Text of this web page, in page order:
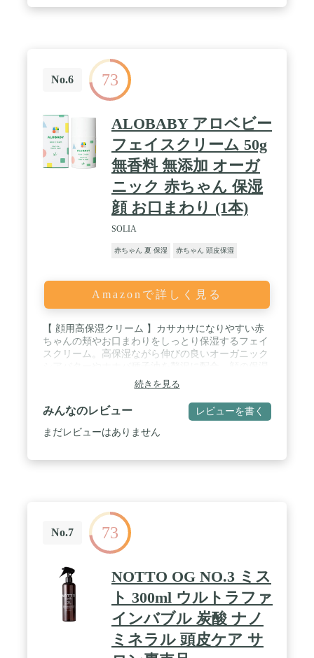
でも簡単に洗える。泡で出てくるフォームタイプ！
】赤ちゃんを抱えながらソープを泡立てるのは大変
ですよね。アロベビー ベビーソープはプッシュした
ら泡の状態で出てくるフォームタイプ。クリーミー
な泡がやさしく汗や汚れを落としてくれます。 / 【
泡残しによる肌トラブルを減らす！泡切れが良くサ
ッと流せる 】泡残しは肌トラブルの一因になってし
まうことも。クリーミーな泡なのに、泡切れが良く
サッと洗い流せるので、泡残しがなく、赤ちゃんの
お肌に負担をかけません。【 やさしい香りに包まれ
る。オーガニックアロマ配合 】赤ちゃんとママにバ
スタイムを楽しんでいただきたい。その願いを込め
て天然オーガニックオイルを配合。ふんわり香って
今しかできない触れ合いの時間を楽しんでいただけ
No.6 73
ALOBABY アロベビー
フェイスクリーム 50g
無香料 無添加 オーガ
ニック 赤ちゃん 保湿
顔 お口まわり (1本)
SOLIA
赤ちゃん 夏 保湿 赤ちゃん 頭皮保湿
Amazonで詳しく見る
【 顔用高保湿クリーム 】カサカサになりやすい赤
ちゃんの頬やお口まわりをしっとり保湿するフェイ
スクリーム。高保湿ながら伸びの良いオーガニック
はもちろん、からだの乾燥が気になるところにも使
えます。白浮きせず塗りやすく、伸びがいいので肌
にすっとなじみます。 / 【 99%以上天然由来・国産
オーガニック 】ホホバ種子油、シアバターといった
天然由来の高保湿成分に加えて、食品由来のオリー
物油、石油系界面活性剤 フリー）で肌にやさしい。
開発から生産まで全てがMade in Japanの国産オーガ
ニックです。 / 【使い心地抜群 】無香タイプで、お
口まわりなどデリケートな部分に使用しても気にな
りません。伸びがよく白浮きもしないため、肌にす
っとなじみます。しかも、フレッシュポンプボトル
を採用。中身が空気に触れないから最後まで新鮮に
使えます。 / 【 こんな方におすすめ 】新生児～子
ども、敏感肌の大人までお使いいただけます。 頬や
お口まわりのカサカサ・乾燥が気になる方。赤ちゃ
んの顔には肌にやさしく高保湿なものを使ってあげ
続きを見る
みんなのレビュー レビューを書く
まだレビューはありません
No.7 73
NOTTO OG NO.3 ミス
ト 300ml ウルトラファ
インバブル 炭酸 ナノ
ミネラル 頭皮ケア サ